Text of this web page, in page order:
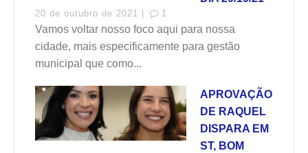
20 de outubro de 2021 | 1
Vamos voltar nosso foco aqui para nossa
cidade, mais especificamente para gestão
municipal que como...
APROVAÇÃO
DE RAQUEL
DISPARA EM
ST, BOM